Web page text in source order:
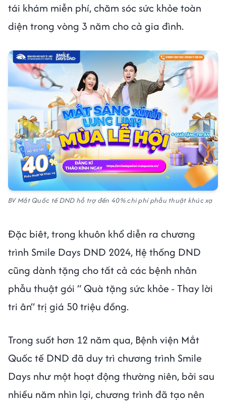
tái khám miễn phí, chăm sóc sức khỏe toàn
diện trong vòng 3 năm cho cả gia đình.
BV Mắt Quốc tế DND hỗ trợ đến 40% chi phí phẫu thuật khúc xạ
Đặc biêt, trong khuôn khổ diễn ra chương
trình Smile Days DND 2024, Hệ thống DND
cũng dành tặng cho tất cả các bệnh nhân
phẫu thuật gói “ Quà tặng sức khỏe - Thay lời
tri ân” trị giá 50 triệu đồng.
Trong suốt hơn 12 năm qua, Bệnh viện Mắt
Quốc tế DND đã duy trì chương trình Smile
Days như một hoạt động thường niên, bởi sau
nhiều năm nhìn lại, chương trình đã tạo nên